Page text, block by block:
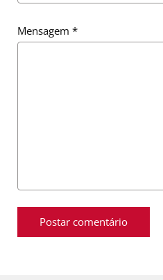
Mensagem *